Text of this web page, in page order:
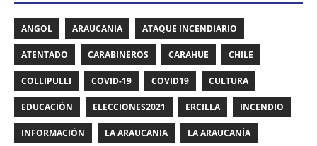
ANGOL ARAUCANIA ATAQUE INCENDIARIO
ATENTADO CARABINEROS CARAHUE CHILE
COLLIPULLI COVID-19 COVID19 CULTURA
EDUCACIÓN ELECCIONES2021 ERCILLA INCENDIO
INFORMACIÓN LA ARAUCANIA LA ARAUCANÍA